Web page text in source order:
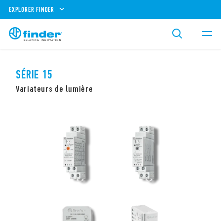
EXPLORER FINDER
SÉRIE 15
Variateurs de lumière